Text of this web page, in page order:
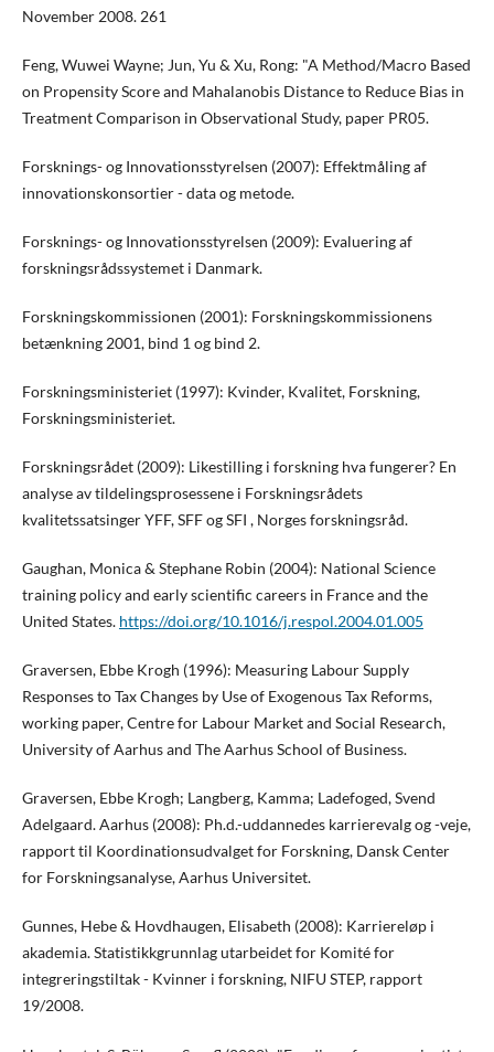
November 2008. 261
Feng, Wuwei Wayne; Jun, Yu & Xu, Rong: "A Method/Macro Based
on Propensity Score and Mahalanobis Distance to Reduce Bias in
Treatment Comparison in Observational Study, paper PR05.
Forsknings- og Innovationsstyrelsen (2007): Effektmåling af
innovationskonsortier - data og metode.
Forsknings- og Innovationsstyrelsen (2009): Evaluering af
forskningsrådssystemet i Danmark.
Forskningskommissionen (2001): Forskningskommissionens
betænkning 2001, bind 1 og bind 2.
Forskningsministeriet (1997): Kvinder, Kvalitet, Forskning,
Forskningsministeriet.
Forskningsrådet (2009): Likestilling i forskning hva fungerer? En
analyse av tildelingsprosessene i Forskningsrådets
kvalitetssatsinger YFF, SFF og SFI , Norges forskningsråd.
Gaughan, Monica & Stephane Robin (2004): National Science
training policy and early scientific careers in France and the
United States. https://doi.org/10.1016/j.respol.2004.01.005
Graversen, Ebbe Krogh (1996): Measuring Labour Supply
Responses to Tax Changes by Use of Exogenous Tax Reforms,
working paper, Centre for Labour Market and Social Research,
University of Aarhus and The Aarhus School of Business.
Graversen, Ebbe Krogh; Langberg, Kamma; Ladefoged, Svend
Adelgaard. Aarhus (2008): Ph.d.-uddannedes karrierevalg og -veje,
rapport til Koordinationsudvalget for Forskning, Dansk Center
for Forskningsanalyse, Aarhus Universitet.
Gunnes, Hebe & Hovdhaugen, Elisabeth (2008): Karriereløp i
akademia. Statistikkgrunnlag utarbeidet for Komité for
integreringstiltak - Kvinner i forskning, NIFU STEP, rapport
19/2008.